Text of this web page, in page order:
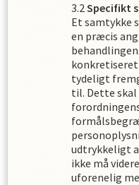
Specifikt
Et samtykke
en præcis
konkretiseret
tydeligt
til. Dette skal
udtrykkeligt
ikke må
uforenelig